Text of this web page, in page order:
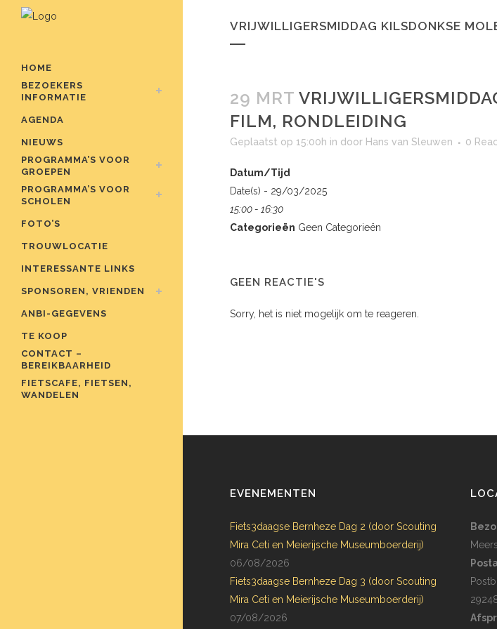
HOME
BEZOEKERS
INFORMATIE
AGENDA
NIEUWS
PROGRAMMA’S VOOR
GROEPEN
PROGRAMMA’S VOOR
SCHOLEN
FOTO’S
TROUWLOCATIE
INTERESSANTE LINKS
SPONSOREN, VRIENDEN
ANBI-GEGEVENS
TE KOOP
CONTACT –
BEREIKBAARHEID
FIETSCAFE, FIETSEN,
WANDELEN
VRIJWILLIGERSMIDDAG KILSDONKSE
29 MRT
FILM, RONDLEIDING
Geplaatst op 15:00h in door Hans van Sleuwen 0
Datum/Tijd
Date(s) - 29/03/2025
15:00 - 16:30
Categorieën Geen Categorieën
GEEN REACTIE'S
Sorry, het is niet mogelijk om te reageren.
EVENEMENTEN
Fiets3daagse Bernheze Dag 2 (door Scouting
Mira Ceti en Meierijsche Museumboerderij)
06/08/2026
Fiets3daagse Bernheze Dag 3 (door Scouting
Mira Ceti en Meierijsche Museumboerderij)
07/08/2026